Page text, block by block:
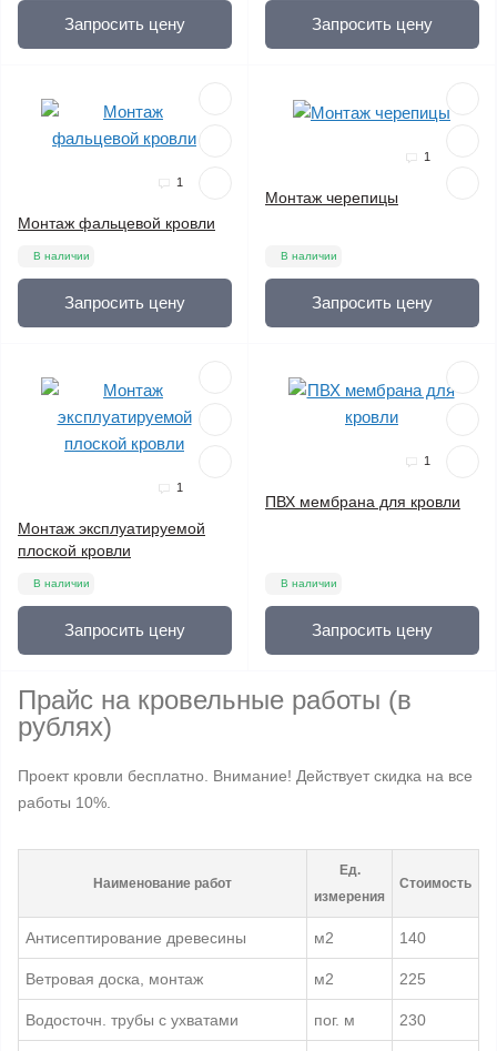
Запросить цену Запросить цену
1
Монтаж фальцевой кровли
В наличии
Запросить цену
1
Монтаж черепицы
В наличии
Запросить цену
1
Монтаж эксплуатируемой
плоской кровли
В наличии
Запросить цену
1
ПВХ мембрана для кровли
В наличии
Запросить цену
Прайс на кровельные работы (в
рублях)
Проект кровли бесплатно. Внимание! Действует скидка на все
работы 10%.
Наименование работ
Ед.
измерения
Стоимость
Антисептирование древесины м2 140
Ветровая доска, монтаж м2 225
Водосточн. трубы с ухватами пог. м 230